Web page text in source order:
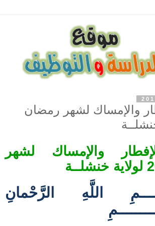
والإمساك لشهر رمضان
والإمساك لشهر
اللَّهِ الرَّحْمانِ